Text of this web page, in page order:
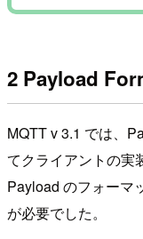
2 Payload
MQTT v 3.1 では、
てクライアントの実
Payload のフォーマ
が必要でした。